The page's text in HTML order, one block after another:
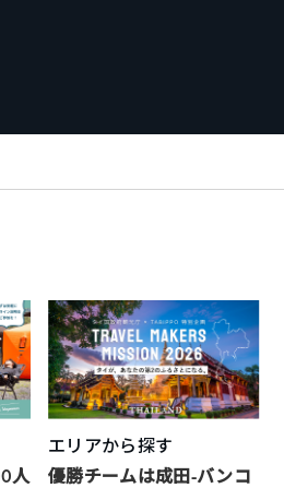
人
エリアから探す
優勝チームは成田-バンコ